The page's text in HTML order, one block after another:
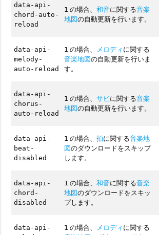
data-api-
chord-auto-
reload
1 の場合、和音に関する音楽
地図の自動更新を行います。
data-api-
melody-
auto-reload
1 の場合、 メロディに関する
音楽地図の自動更新を行いま
す。
data-api-
chorus-
auto-reload
1 の場合、サビに関する音楽
地図の自動更新を行います。
data-api-
beat-
disabled
1 の場合、拍に関する音楽地
図のダウンロードをスキップ
します。
data-api-
chord-
disabled
1 の場合、和音に関する音楽
地図のダウンロードをスキッ
プします。
data-api-
1 の場合、 メロディに関する